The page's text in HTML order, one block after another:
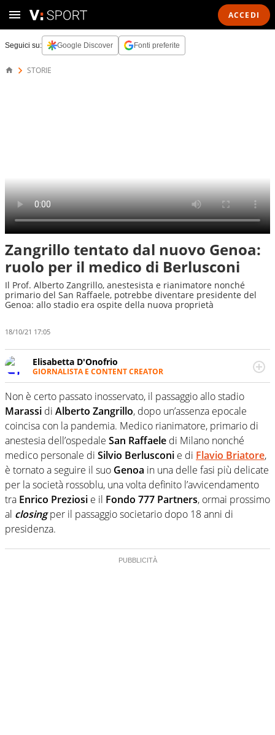
ACCEDI
Seguici su: Google Discover Fonti preferite
STORIE
Zangrillo tentato dal nuovo Genoa:
ruolo per il medico di Berlusconi
Il Prof. Alberto Zangrillo, anestesista e rianimatore nonché
primario del San Raffaele, potrebbe diventare presidente del
Genoa: allo stadio era ospite della nuova proprietà
18/10/21 17:05
Elisabetta D'Onofrio
GIORNALISTA E CONTENT CREATOR
Giornalista professionista dal 2007, scrive per curiosità
personale e necessità: soprattutto di calcio, di sport e dei
suoi protagonisti, concedendosi innocenti evasioni
nell'ambito della creazione di format. Un tempo ala
destra, oggi si sente a suo agio nel ruolo di libero. Cura
una classifica riservata dei migliori 5 calciatori di sempre.
Non è certo passato inosservato, il passaggio allo stadio
Marassi di Alberto Zangrillo, dopo un’assenza epocale
coincisa con la pandemia. Medico rianimatore, primario di
anestesia dell’ospedale San Raffaele di Milano nonché
medico personale di Silvio Berlusconi e di Flavio Briatore,
è tornato a seguire il suo Genoa in una delle fasi più delicate
per la società rossoblu, una volta definito l’avvicendamento
tra Enrico Preziosi e il Fondo 777 Partners, ormai prossimo
al closingper il passaggio societario dopo 18 anni di
presidenza.